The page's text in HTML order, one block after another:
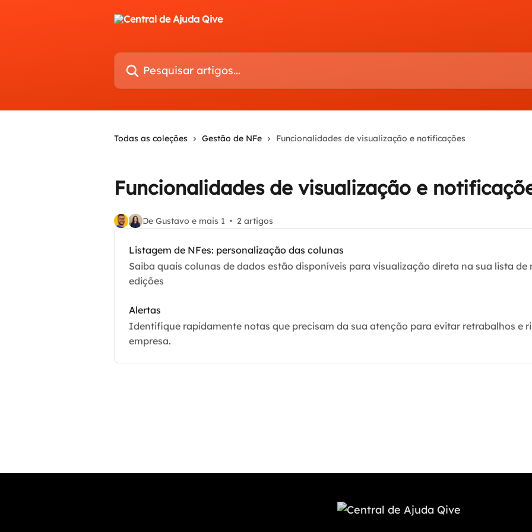
Pesquisar artigos...
Todas as coleções Gestão de NFe Funcionalidades de visualização e notificações
Funcionalidades de visualização e
De Gustavo e mais 1 2 artigos
Listagem de NFes: personalização das colunas
Saiba quais colunas de dados estão disponíveis para visualização direta na sua lista de
edições
Alertas
Identifique rapidamente notas que precisam da sua atenção para evitar retrabalhos e
empresa.